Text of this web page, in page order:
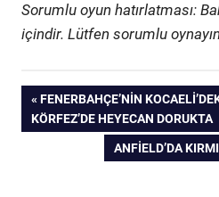
Sorumlu oyun hatırlatması:
içindir. Lütfen sorumlu
Yazı
gezinmesi
ÖNCEKI
YAZI:
FENERBAHÇE’NIN
KÖRFEZ’DE HEYECAN DORUKTA
SONRAKI
ANFIELD’DA